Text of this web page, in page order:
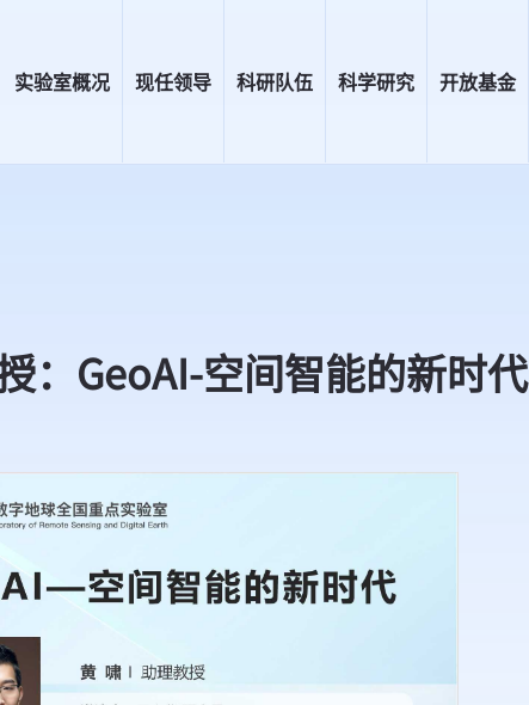
实验室概况 现任领导 科研队伍 科学研究 开放基金
：GeoAI-空间智能的新时代